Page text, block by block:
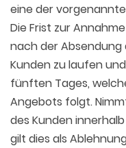
eine der
Die Frist zur
nach der
Kunden zu laufen
fünften Tages,
Angebots folgt.
des Kunden
gilt dies als